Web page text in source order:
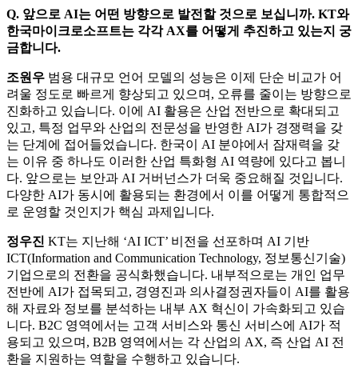
Q. 앞으로 AI는 어떤 방향으로 발전할 것으로 보십니까. KT와
한국마이크로소프트는 각각 AX를 어떻게 추진하고 있는지 궁
금합니다.
조원우 범용 대규모 언어 모델의 성능은 이제 단순 비교가 어
려울 정도로 빠르게 향상되고 있으며, 오류를 줄이는 방향으로
진화하고 있습니다. 이에 AI 활용은 산업 전반으로 확대되고
있고, 특정 업무와 산업의 전문성을 반영한 AI가 경쟁력을 갖
는 단계에 접어들었습니다. 한국이 AI 분야에서 잠재력을 갖
는 이유 중 하나도 이러한 산업 특화형 AI 역량에 있다고 봅니
다. 앞으로는 보안과 AI 거버넌스가 더욱 중요해질 것입니다.
다양한 AI가 동시에 활용되는 환경에서 이를 어떻게 통합적으
로 운영할 것인지가 핵심 과제입니다.
정우진 KT는 지난해 ‘AI ICT’ 비전을 선포하며 AI 기반
ICT(Information and Communication Technology, 정보통신기술)
기업으로의 전환을 공식화했습니다. 내부적으로는 개인 업무
전반에 AI가 접목되고, 경영진과 의사결정권자들이 AI를 활용
해 자료와 정보를 분석하는 내부 AX 혁신이 가속화되고 있습
니다. B2C 영역에서는 고객 서비스와 통신 서비스에 AI가 적
용되고 있으며, B2B 영역에서는 각 산업의 AX, 즉 산업 AI 전
환을 지원하는 역할을 수행하고 있습니다.